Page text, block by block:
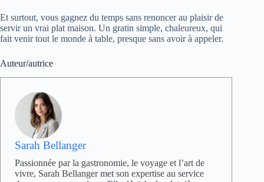
Et surtout, vous gagnez du temps sans renoncer au plaisir de
servir un vrai plat maison. Un gratin simple, chaleureux, qui
fait venir tout le monde à table, presque sans avoir à appeler.
Auteur/autrice
Sarah Bellanger
Passionnée par la gastronomie, le voyage et l’art de
vivre, Sarah Bellanger met son expertise au service